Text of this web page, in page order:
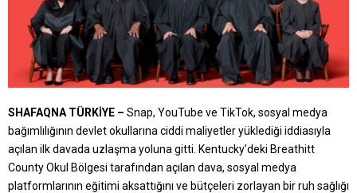
SHAFAQNA TÜRKİYE – Snap, YouTube ve TikTok, sosyal medya
bağımlılığının devlet okullarına ciddi maliyetler yüklediği iddiasıyla
açılan ilk davada uzlaşma yoluna gitti. Kentucky’deki Breathitt
County Okul Bölgesi tarafından açılan dava, sosyal medya
platformlarının eğitimi aksattığını ve bütçeleri zorlayan bir ruh sağlığı